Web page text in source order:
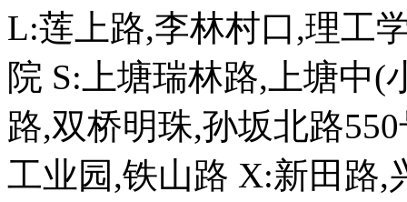
L:莲上路,李林村口,理工
院 S:上塘瑞林路,上塘中(
路,双桥明珠,孙坂北路
工业园,铁山路 X:新田路,